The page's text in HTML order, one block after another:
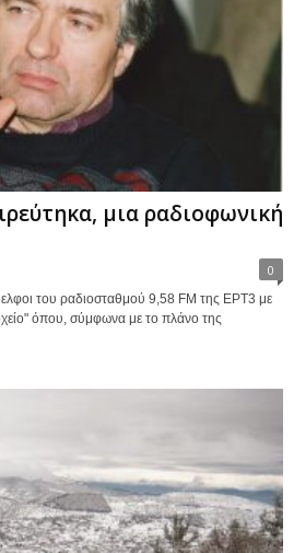
μια ραδιοφωνική
0
του ραδιοσταθμού 9,58 FM της ΕΡΤ3 με
όπου, σύμφωνα με το πλάνο της